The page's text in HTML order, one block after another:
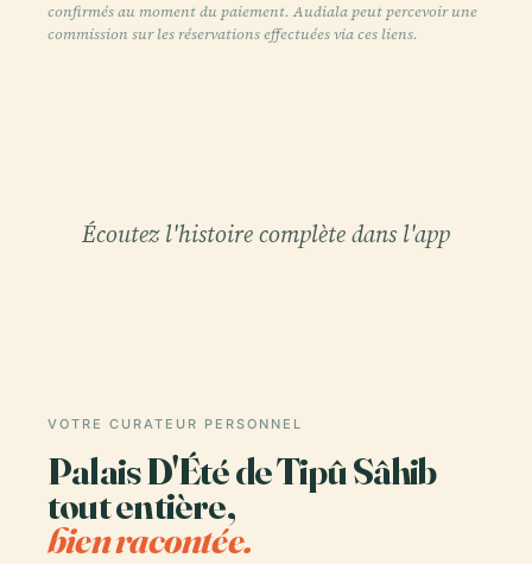
confirmés au moment du paiement. Audiala peut percevoir une
commission sur les réservations effectuées via ces liens.
Écoutez l'histoire complète dans l'app
VOTRE CURATEUR PERSONNEL
Palais D'Été de Tipû Sâhib
tout entière,
bien racontée.